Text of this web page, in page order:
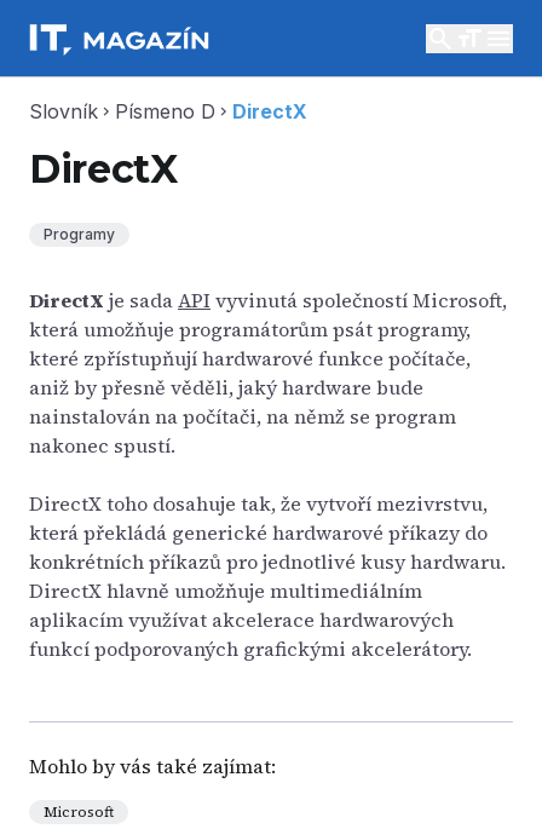
Slovník chevron_right Písmeno D chevron_right DirectX
DirectX
Programy
DirectX je sadaAPIvyvinutá společností Microsoft,
která umožňuje programátorům psát programy,
které zpřístupňují hardwarové funkce počítače,
aniž by přesně věděli, jaký hardware bude
nainstalován na počítači, na němž se program
nakonec spustí.
DirectX toho dosahuje tak, že vytvoří mezivrstvu,
která překládá generické hardwarové příkazy do
konkrétních příkazů pro jednotlivé kusy hardwaru.
DirectX hlavně umožňuje multimediálním
aplikacím využívat akcelerace hardwarových
funkcí podporovaných grafickými akcelerátory.
Mohlo by vás také zajímat:
Microsoft